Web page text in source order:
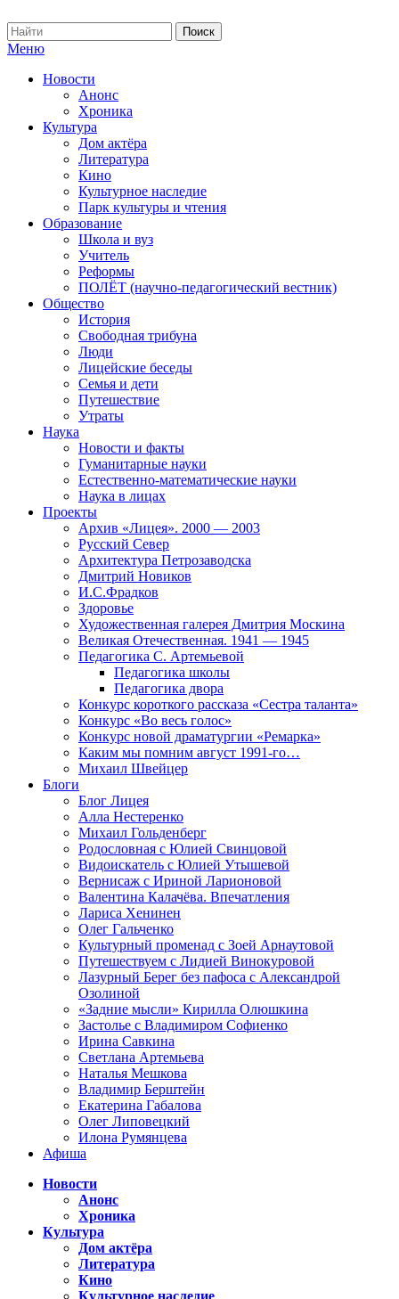
Меню
Новости
Анонс
Хроника
Культура
Дом актёра
Литература
Кино
Культурное наследие
Парк культуры и чтения
Образование
Школа и вуз
Учитель
Реформы
ПОЛЁТ (научно-педагогический вестник)
Общество
История
Свободная трибуна
Люди
Лицейские беседы
Семья и дети
Путешествие
Утраты
Наука
Новости и факты
Гуманитарные науки
Естественно-математические науки
Наука в лицах
Проекты
Архив «Лицея». 2000 — 2003
Русский Север
Архитектура Петрозаводска
Дмитрий Новиков
И.С.Фрадков
Здоровье
Художественная галерея Дмитрия Москина
Великая Отечественная. 1941 — 1945
Педагогика С. Артемьевой
Педагогика школы
Педагогика двора
Конкурс короткого рассказа «Сестра таланта»
Конкурс «Во весь голос»
Конкурс новой драматургии «Ремарка»
Каким мы помним август 1991-го…
Михаил Швейцер
Блоги
Блог Лицея
Алла Нестеренко
Михаил Гольденберг
Родословная с Юлией Свинцовой
Видоискатель с Юлией Утышевой
Вернисаж с Ириной Ларионовой
Валентина Калачёва. Впечатления
Лариса Хенинен
Олег Гальченко
Культурный променад с Зоей Арнаутовой
Путешествуем с Лидией Винокуровой
Лазурный Берег без пафоса с Александрой
Озолиной
«Задние мысли» Кирилла Олюшкина
Застолье с Владимиром Софиенко
Ирина Савкина
Светлана Артемьева
Наталья Мешкова
Владимир Берштейн
Екатерина Габалова
Олег Липовецкий
Илона Румянцева
Афиша
Новости
Анонс
Хроника
Культура
Дом актёра
Литература
Кино